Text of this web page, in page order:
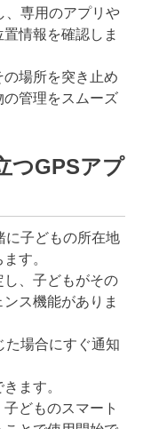
、専用のアプリや
情報を確認しま
場所を突き止め
の管理をスムーズ
つGPSアプ
に子どもの所在地
す。
、子どもがその
ス機能がありま
た場合にすぐ通知
ます。
どものスマート